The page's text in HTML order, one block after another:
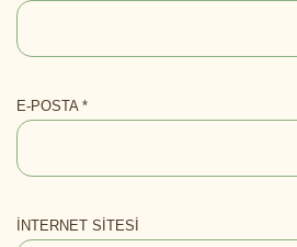
E-POSTA *
İNTERNET SITESI